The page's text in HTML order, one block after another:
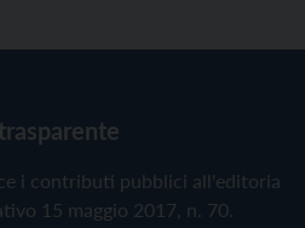
i contributi pubblici all'editoria
15 maggio 2017, n. 70.